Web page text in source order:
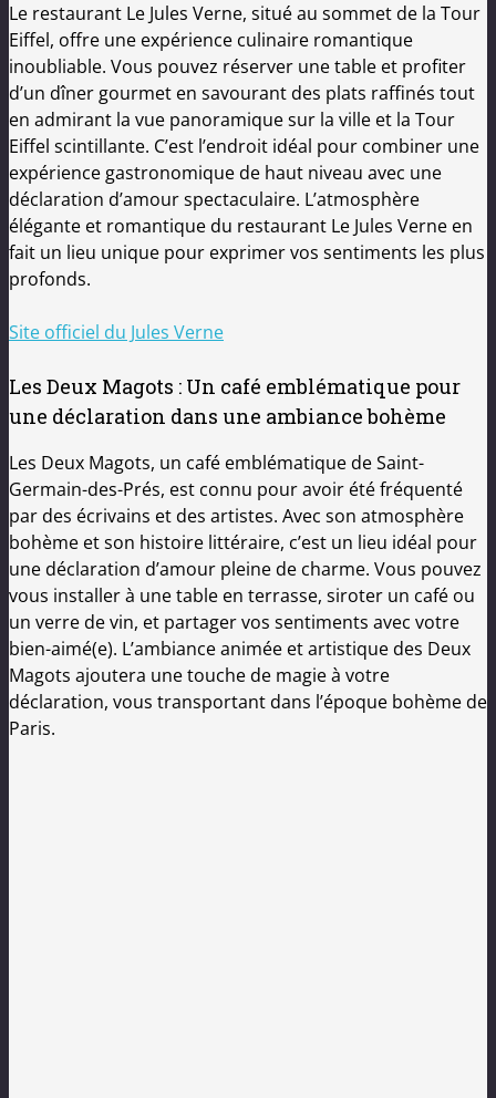
Le restaurant Le Jules Verne, situé au sommet de la Tour
Eiffel, offre une expérience culinaire romantique
inoubliable. Vous pouvez réserver une table et profiter
d’un dîner gourmet en savourant des plats raffinés tout
en admirant la vue panoramique sur la ville et la Tour
Eiffel scintillante. C’est l’endroit idéal pour combiner une
expérience gastronomique de haut niveau avec une
déclaration d’amour spectaculaire. L’atmosphère
élégante et romantique du restaurant Le Jules Verne en
fait un lieu unique pour exprimer vos sentiments les plus
profonds.
Site officiel du Jules Verne
Les Deux Magots : Un café emblématique pour
une déclaration dans une ambiance bohème
Les Deux Magots, un café emblématique de Saint-
Germain-des-Prés, est connu pour avoir été fréquenté
par des écrivains et des artistes. Avec son atmosphère
bohème et son histoire littéraire, c’est un lieu idéal pour
une déclaration d’amour pleine de charme. Vous pouvez
vous installer à une table en terrasse, siroter un café ou
un verre de vin, et partager vos sentiments avec votre
bien-aimé(e). L’ambiance animée et artistique des Deux
Magots ajoutera une touche de magie à votre
déclaration, vous transportant dans l’époque bohème de
Paris.